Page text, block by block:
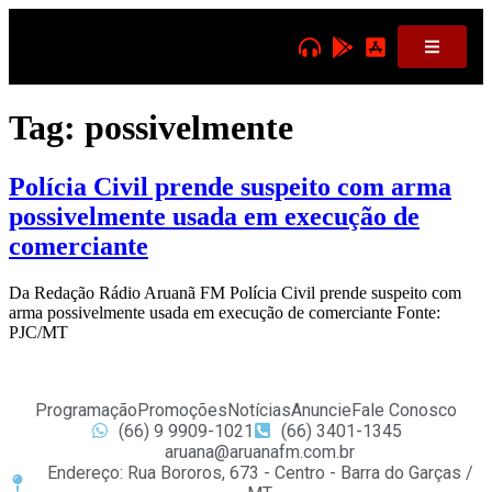
Tag: possivelmente
Polícia Civil prende suspeito com arma
possivelmente usada em execução de
comerciante
Da Redação Rádio Aruanã FM Polícia Civil prende suspeito com
arma possivelmente usada em execução de comerciante Fonte:
PJC/MT
ProgramaçãoPromoçõesNotíciasAnuncieFale Conosco
(66) 9 9909-1021
(66) 3401-1345
aruana@aruanafm.com.br
Endereço: Rua Bororos, 673 - Centro - Barra do Garças /